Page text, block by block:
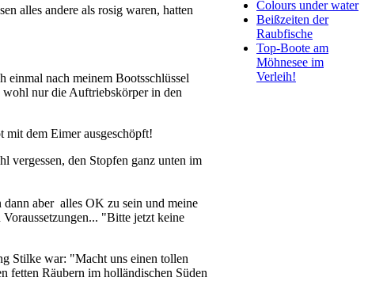
alles andere als rosig waren, hatten
einmal nach meinem Bootsschlüssel
wohl nur die Auftriebskörper in den
mit dem Eimer ausgeschöpft!
vergessen, den Stopfen ganz unten im
aber alles OK zu sein und meine
"Bitte jetzt keine
Stilke war: "Macht uns einen tollen
Räubern im holländischen Süden
Colours under water
Beißzeiten der
Raubfische
Top-Boote am
Möhnesee im
Verleih!